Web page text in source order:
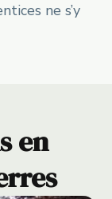
ne s’y
en